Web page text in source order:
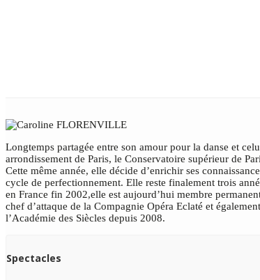
Longtemps partagée entre son amour pour la danse et
arrondissement de Paris, le Conservatoire supérieur de
Cette même année, elle décide d’enrichir ses
cycle de perfectionnement. Elle reste finalement trois
en France fin 2002,elle est aujourd’hui membre
chef d’attaque de la Compagnie Opéra Eclaté et
l’Académie des Siècles depuis 2008.
Spectacles